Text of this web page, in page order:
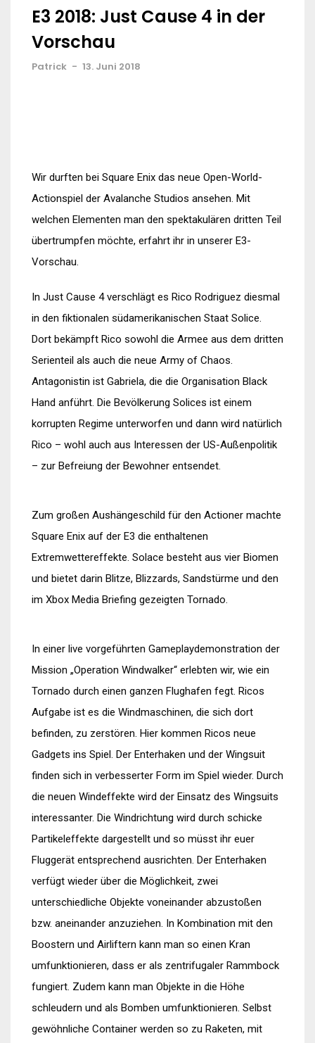
E3 2018: Just Cause 4 in der
Vorschau
Patrick - 13. Juni 2018
Wir durften bei Square Enix das neue Open-World-
Actionspiel der Avalanche Studios ansehen. Mit
welchen Elementen man den spektakulären dritten Teil
übertrumpfen möchte, erfahrt ihr in unserer E3-
Vorschau.
In Just Cause 4 verschlägt es Rico Rodriguez diesmal
in den fiktionalen südamerikanischen Staat Solice.
Dort bekämpft Rico sowohl die Armee aus dem dritten
Serienteil als auch die neue Army of Chaos.
Antagonistin ist Gabriela, die die Organisation Black
Hand anführt. Die Bevölkerung Solices ist einem
korrupten Regime unterworfen und dann wird natürlich
Rico – wohl auch aus Interessen der US-Außenpolitik
– zur Befreiung der Bewohner entsendet.
Zum großen Aushängeschild für den Actioner machte
Square Enix auf der E3 die enthaltenen
Extremwettereffekte. Solace besteht aus vier Biomen
und bietet darin Blitze, Blizzards, Sandstürme und den
im Xbox Media Briefing gezeigten Tornado.
In einer live vorgeführten Gameplaydemonstration der
Mission „Operation Windwalker“ erlebten wir, wie ein
Tornado durch einen ganzen Flughafen fegt. Ricos
Aufgabe ist es die Windmaschinen, die sich dort
befinden, zu zerstören. Hier kommen Ricos neue
Gadgets ins Spiel. Der Enterhaken und der Wingsuit
finden sich in verbesserter Form im Spiel wieder. Durch
die neuen Windeffekte wird der Einsatz des Wingsuits
interessanter. Die Windrichtung wird durch schicke
Partikeleffekte dargestellt und so müsst ihr euer
Fluggerät entsprechend ausrichten. Der Enterhaken
verfügt wieder über die Möglichkeit, zwei
unterschiedliche Objekte voneinander abzustoßen
bzw. aneinander anzuziehen. In Kombination mit den
Boostern und Airliftern kann man so einen Kran
umfunktionieren, dass er als zentrifugaler Rammbock
fungiert. Zudem kann man Objekte in die Höhe
schleudern und als Bomben umfunktionieren. Selbst
gewöhnliche Container werden so zu Raketen, mit